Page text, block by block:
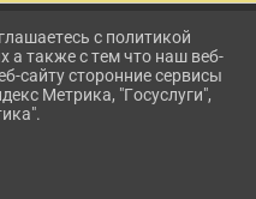
ДАННЫХ
с политикой
а также с тем что наш веб-
сайту сторонние сервисы
Метрика, "Госуслуги",